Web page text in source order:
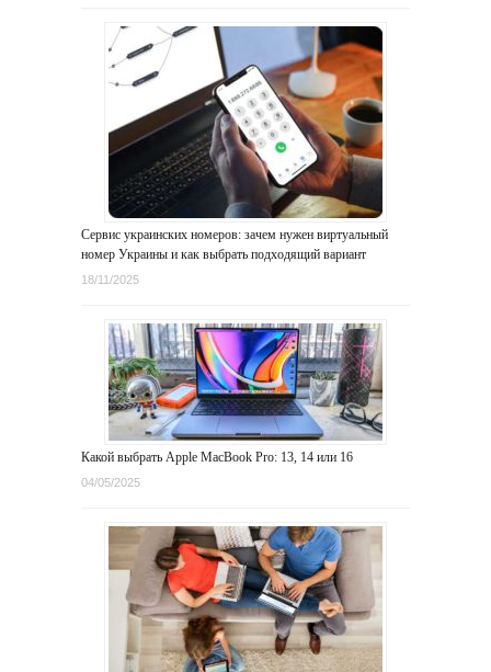
Сервис украинских номеров: зачем нужен виртуальный
номер Украины и как выбрать подходящий вариант
18/11/2025
Какой выбрать Apple MacBook Pro: 13, 14 или 16
04/05/2025